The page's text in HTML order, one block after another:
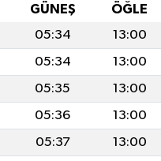
GÜNEŞ ÖĞLE
05:34 13:00
05:34 13:00
05:35 13:00
05:36 13:00
05:37 13:00